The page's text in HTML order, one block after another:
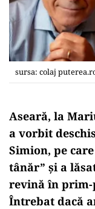
sursa: colaj
Aseară, la
a vorbit
Simion, pe
tânăr” și a
revină în
Întrebat dacă